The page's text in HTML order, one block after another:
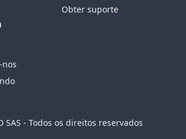
Obter suporte
SAS - Todos os direitos reservados